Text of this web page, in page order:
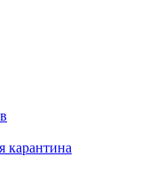
карантина